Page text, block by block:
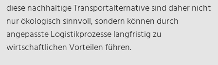
diese nachhaltige Transportalternative sind daher nicht
nur ökologisch sinnvoll, sondern können durch
angepasste Logistikprozesse langfristig zu
wirtschaftlichen Vorteilen führen.